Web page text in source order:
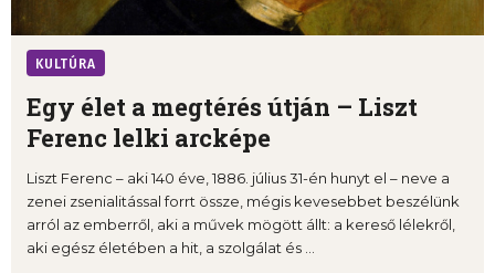
KULTÚRA
Egy élet a megtérés útján – Liszt
Ferenc lelki arcképe
Liszt Ferenc – aki 140 éve, 1886. július 31-én hunyt el – neve a
zenei zsenialitással forrt össze, mégis kevesebbet beszélünk
arról az emberről, aki a művek mögött állt: a kereső lélekről,
aki egész életében a hit, a szolgálat és ...